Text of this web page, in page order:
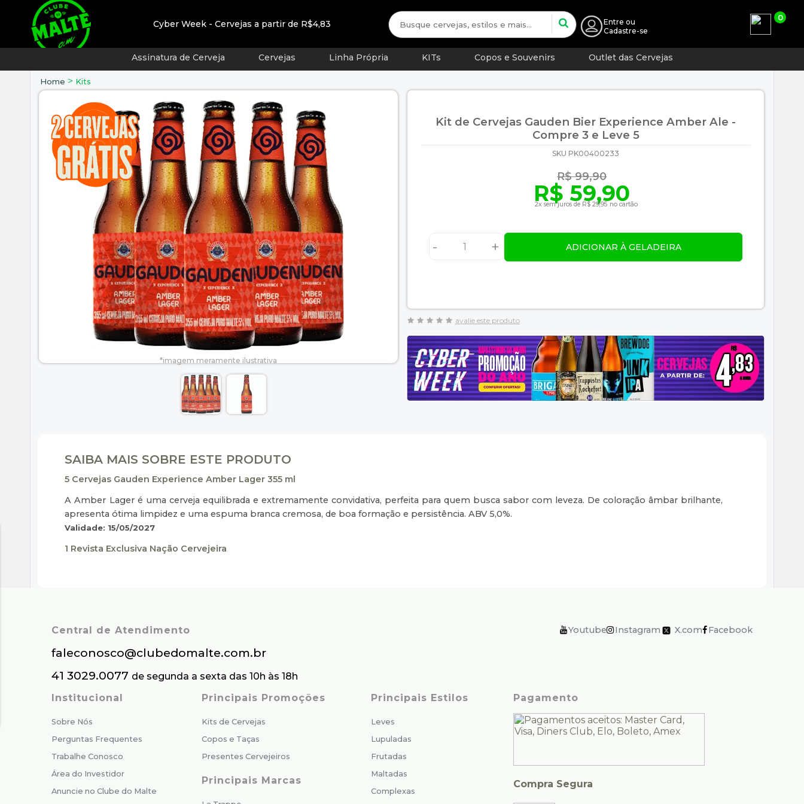
Cyber Week - Cervejas a partir de R$4,83 Entre ou
Cadastre-se
0
Assinatura de Cerveja Cervejas Linha Própria KITs Copos e Souvenirs Outlet das Cervejas
Home > Kits
Kit de Cervejas Gauden Bier Experience Amber Ale -
Compre 3 e Leve 5
SKU PK00400233
R$ 99,90
R$ 59,90
2x sem juros de R$ 29,95 no cartão
- + ADICIONAR À GELADEIRA
avalie este produto
SAIBA MAIS SOBRE ESTE PRODUTO
5 Cervejas Gauden Experience Amber Lager 355 ml
A Amber Lager é uma cerveja equilibrada e extremamente convidativa, perfeita para quem busca sabor com leveza. De coloração âmbar brilhante,
apresenta ótima limpidez e uma espuma branca cremosa, de boa formação e persistência. ABV 5,0%.
Validade: 15/05/2027
1 Revista Exclusiva Nação Cervejeira
Central de Atendimento
faleconosco@clubedomalte.com.br
41 3029.0077 de segunda a sexta das 10h às 18h
Youtube Instagram X.com Facebook
Institucional
Sobre Nós
Perguntas Frequentes
Trabalhe Conosco
Área do Investidor
Anuncie no Clube do Malte
Principais Promoções
Kits de Cervejas
Copos e Taças
Presentes Cervejeiros
Principais Marcas
Principais Estilos
Leves
Lupuladas
Frutadas
Maltadas
Complexas
Pagamento
Compra Segura